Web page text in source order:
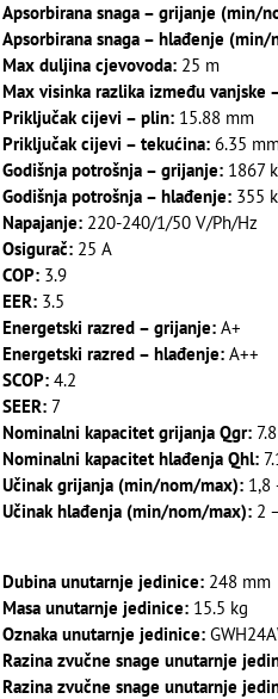
Apsorbirana snaga – grijanje (min/
Apsorbirana snaga – hlađenje
Max duljina cjevovoda:25 m
Max visinka razlika između vanjske
Priključak cijevi – plin:15.88 mm
Priključak cijevi – tekućina:6.35
Godišnja potrošnja – grijanje:1867
Godišnja potrošnja – hlađenje:355
Napajanje:220-240/1/50 V/Ph/Hz
Osigurač:25 A
COP:3.9
EER:3.5
Energetski razred – grijanje:A+
Energetski razred – hlađenje:A++
SCOP:4.2
SEER:7
Nominalni kapacitet grijanja Qgr:
Nominalni kapacitet hlađenja Qhl:
Učinak grijanja (min/nom/max):1,8
Učinak hlađenja (min/nom/max):2
Dubina unutarnje jedinice:248 mm
Masa unutarnje jedinice:15.5 kg
Oznaka unutarnje jedinice:
Razina zvučne snage unutarnje
Razina zvučne snage unutarnje